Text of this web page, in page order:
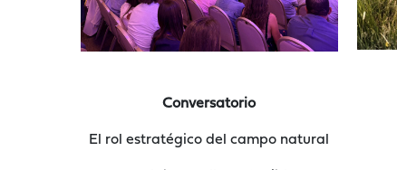
Conversatorio
El rol estratégico del campo natural